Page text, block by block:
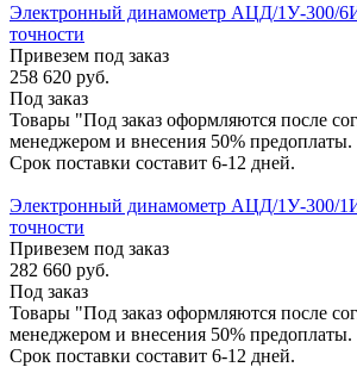
Электронный динамометр АЦД/1У-300/
точности
Привезем под заказ
258 620 руб.
Под заказ
Товары "Под заказ оформляются после
менеджером и внесения 50% предоплаты.
Срок поставки составит 6-12 дней.
Электронный динамометр АЦД/1У-300/
точности
Привезем под заказ
282 660 руб.
Под заказ
Товары "Под заказ оформляются после
менеджером и внесения 50% предоплаты.
Срок поставки составит 6-12 дней.